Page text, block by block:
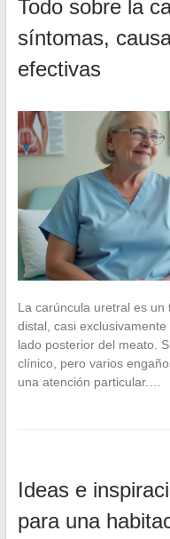
Todo sobre la
síntomas,
efectivas
La carúncula uretral es
distal, casi
lado posterior del meato.
clínico, pero varios
una atención particular.…
Ideas e
para una